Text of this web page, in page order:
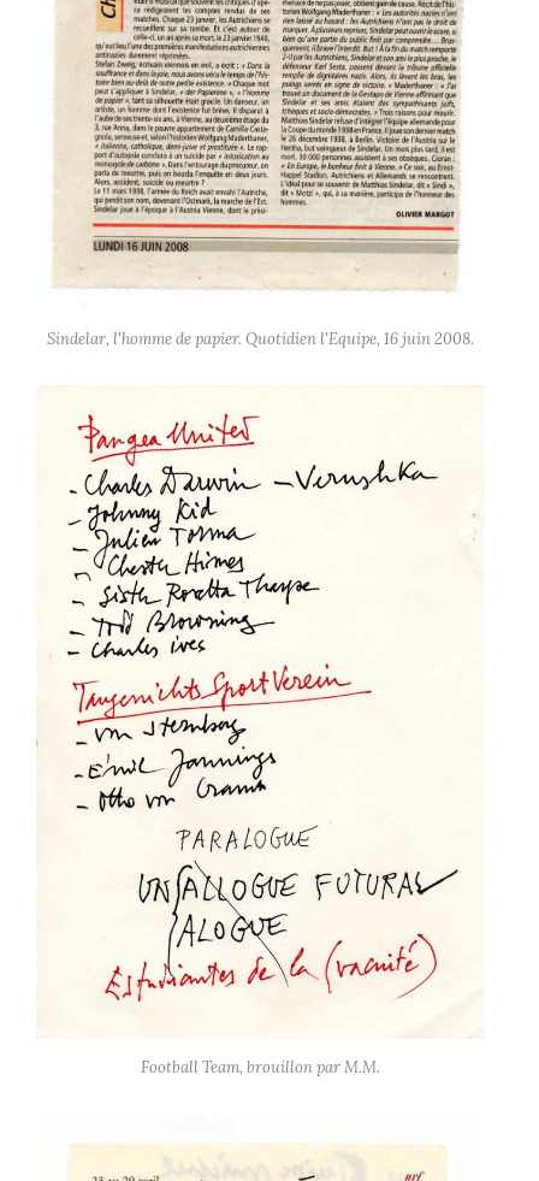
Sindelar, l'homme de papier. Quotidien l'Equipe, 16 juin 2008.
Football Team, brouillon par M.M.